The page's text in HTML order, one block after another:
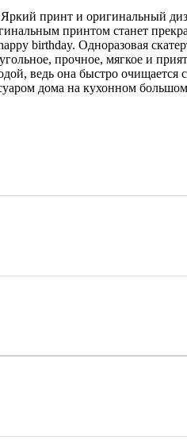
принт и оригинальный
принтом станет
birthday. Одноразовая
прочное, мягкое и
ведь она быстро
дома на кухонном